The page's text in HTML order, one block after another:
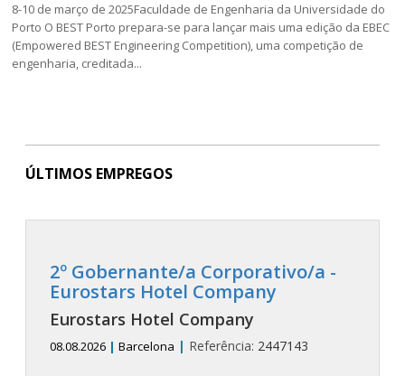
8-10 de março de 2025Faculdade de Engenharia da Universidade do
Porto O BEST Porto prepara-se para lançar mais uma edição da EBEC
(Empowered BEST Engineering Competition), uma competição de
engenharia, creditada...
ÚLTIMOS EMPREGOS
2º Gobernante/a Corporativo/a -
Eurostars Hotel Company
Eurostars Hotel Company
08.08.2026 | Barcelona | Referência: 2447143